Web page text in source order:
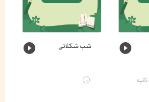
شب شکلاتی